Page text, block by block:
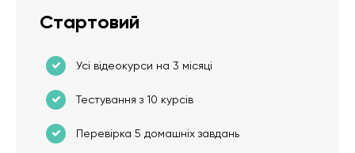
Стартовий
Усі відеокурси на 3 місяці
Тестування з 10 курсів
Перевірка 5 домашніх завдань